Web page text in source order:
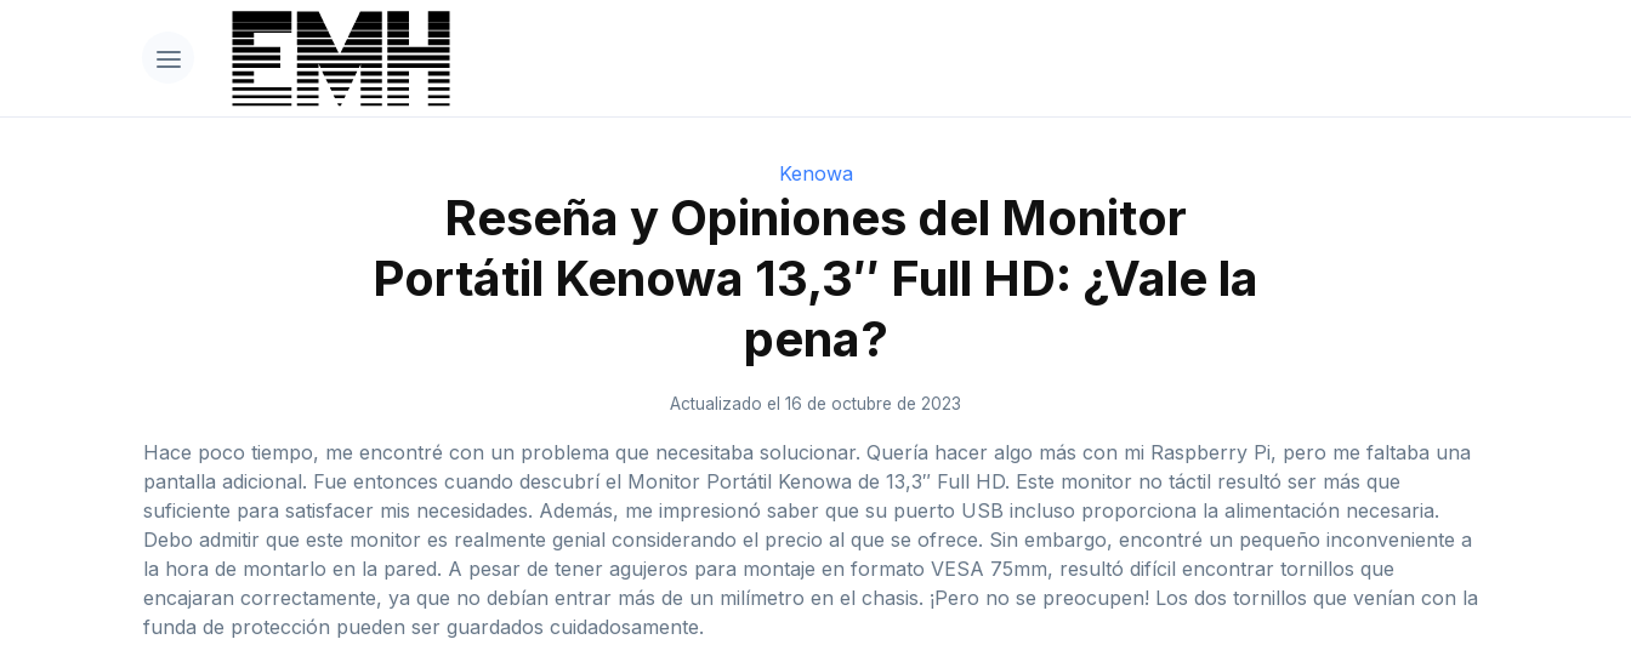
Kenowa
Reseña y Opiniones del Monitor
Portátil Kenowa 13,3″ Full HD: ¿Vale la
pena?
Actualizado el 16 de octubre de 2023
Hace poco tiempo, me encontré con un problema que necesitaba solucionar. Quería hacer algo más con mi Raspberry Pi, pero me faltaba una
pantalla adicional. Fue entonces cuando descubrí el Monitor Portátil Kenowa de 13,3″ Full HD. Este monitor no táctil resultó ser más que
suficiente para satisfacer mis necesidades. Además, me impresionó saber que su puerto USB incluso proporciona la alimentación necesaria.
Debo admitir que este monitor es realmente genial considerando el precio al que se ofrece. Sin embargo, encontré un pequeño inconveniente a
la hora de montarlo en la pared. A pesar de tener agujeros para montaje en formato VESA 75mm, resultó difícil encontrar tornillos que
encajaran correctamente, ya que no debían entrar más de un milímetro en el chasis. ¡Pero no se preocupen! Los dos tornillos que venían con la
funda de protección pueden ser guardados cuidadosamente.